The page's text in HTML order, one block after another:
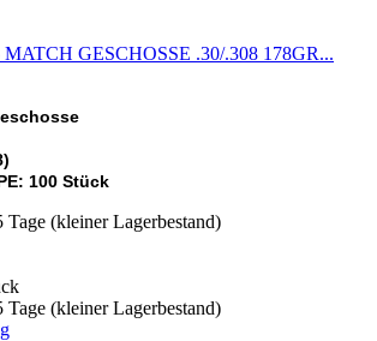
GESCHOSSE .30/.308 178GR...
100 Stück
Tage (kleiner Lagerbestand)
Tage (kleiner Lagerbestand)